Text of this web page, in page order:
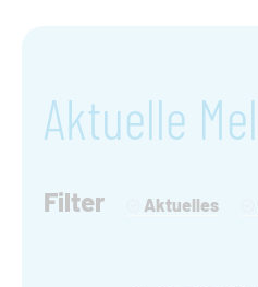
Aktuelle
Filter Aktuelles